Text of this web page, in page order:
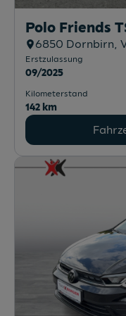
Polo Friends
6850 Dornbirn,
Erstzulassung
09/2025
Kilometerstand
142 km